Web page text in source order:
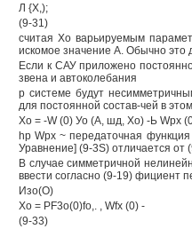
Л {X,);
(9-31)
считая Хо варьируемым
искомое значение А. Обычно это
Если к САУ приложено
звена и автоколебания
р системе будут
для постоянной состав-чей в
Xo = -W (0) Уо (А, шд, Хо) -Ь Wpx
hp Wpx ~ передаточная
Уравнение] (9-3S) отличается от
В случае симметричной
ввести согласно (9-19) фициент
Изо(О)
Xo = PF3o(0)fo,. , Wfx (0) -
(9-33)